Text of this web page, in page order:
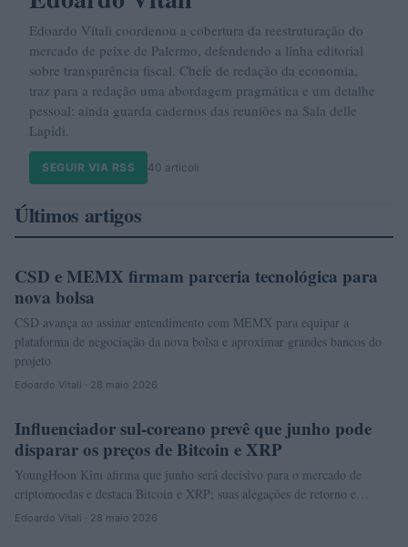
Edoardo Vitali coordenou a cobertura da reestruturação do
mercado de peixe de Palermo, defendendo a linha editorial
sobre transparência fiscal. Chefe de redação da economia,
traz para a redação uma abordagem pragmática e um detalhe
pessoal: ainda guarda cadernos das reuniões na Sala delle
Lapidi.
SEGUIR VIA RSS 40 articoli
Últimos artigos
FINANÇA
CSD e MEMX firmam parceria tecnológica para
nova bolsa
CSD avança ao assinar entendimento com MEMX para equipar a
plataforma de negociação da nova bolsa e aproximar grandes bancos do
projeto
Edoardo Vitali · 28 maio 2026
CRYPTO
Influenciador sul-coreano prevê que junho pode
disparar os preços de Bitcoin e XRP
YoungHoon Kim afirma que junho será decisivo para o mercado de
criptomoedas e destaca Bitcoin e XRP; suas alegações de retorno e…
Edoardo Vitali · 28 maio 2026